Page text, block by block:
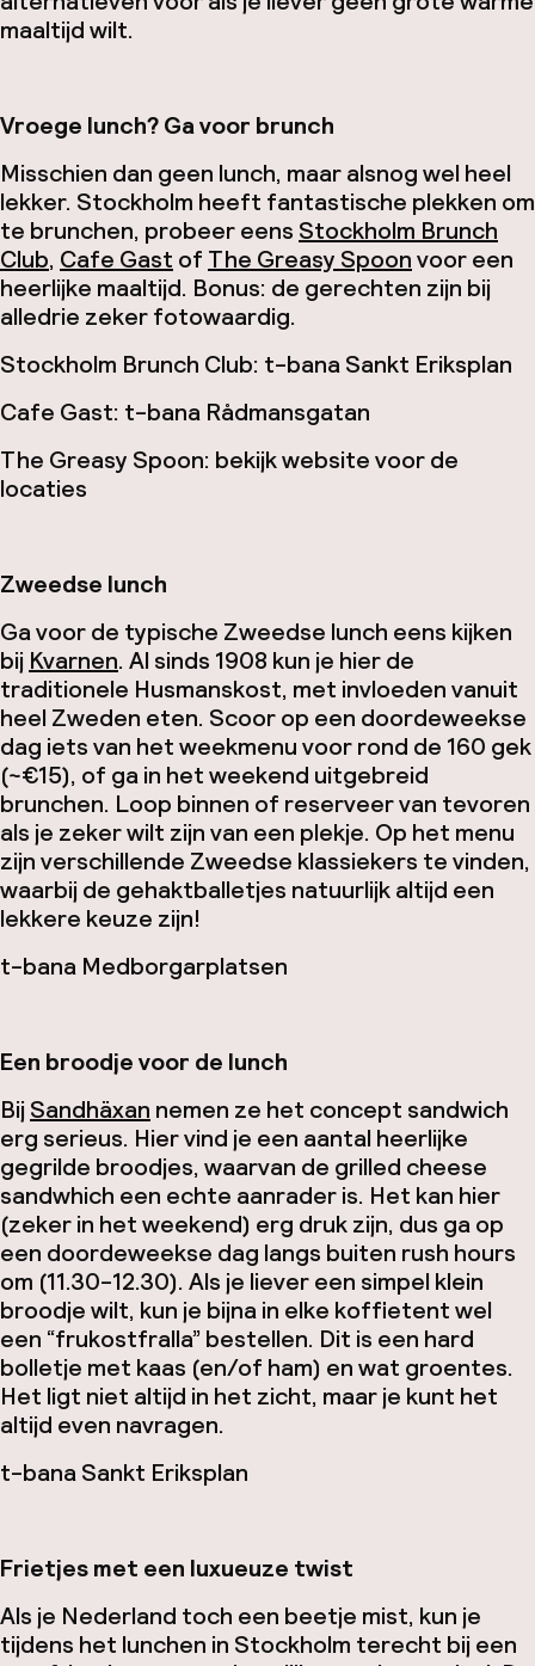
maaltijd wilt.
Vroege lunch? Ga voor brunch
Misschien dan geen lunch, maar alsnog wel heel
lekker. Stockholm heeft fantastische plekken om
te brunchen, probeer eens Stockholm Brunch
Club, Cafe Gast of The Greasy Spoonvoor een
heerlijke maaltijd. Bonus: de gerechten zijn bij
alledrie zeker fotowaardig.
Stockholm Brunch Club: t-bana Sankt Eriksplan
Cafe Gast: t-bana Rådmansgatan
The Greasy Spoon: bekijk website voor de
locaties
Zweedse lunch
Ga voor de typische Zweedse lunch eens kijken
bij Kvarnen. Al sinds 1908 kun je hier de
traditionele Husmanskost, met invloeden vanuit
heel Zweden eten. Scoor op een doordeweekse
dag iets van het weekmenu voor rond de 160 gek
(~€15), of ga in het weekend uitgebreid
brunchen. Loop binnen of reserveer van tevoren
als je zeker wilt zijn van een plekje. Op het menu
zijn verschillende Zweedse klassiekers te vinden,
waarbij de gehaktballetjes natuurlijk altijd een
lekkere keuze zijn!
t-bana Medborgarplatsen
Een broodje voor de lunch
Bij Sandhäxan nemen ze het concept sandwich
erg serieus. Hier vind je een aantal heerlijke
gegrilde broodjes, waarvan de grilled cheese
sandwhich een echte aanrader is. Het kan hier
(zeker in het weekend) erg druk zijn, dus ga op
een doordeweekse dag langs buiten rush hours
om (11.30-12.30). Als je liever een simpel klein
broodje wilt, kun je bijna in elke koffietent wel
een “frukostfralla” bestellen. Dit is een hard
bolletje met kaas (en/of ham) en wat groentes.
Het ligt niet altijd in het zicht, maar je kunt het
altijd even navragen.
t-bana Sankt Eriksplan
Frietjes met een luxueuze twist
Als je Nederland toch een beetje mist, kun je
tijdens het lunchen in Stockholm terecht bij een